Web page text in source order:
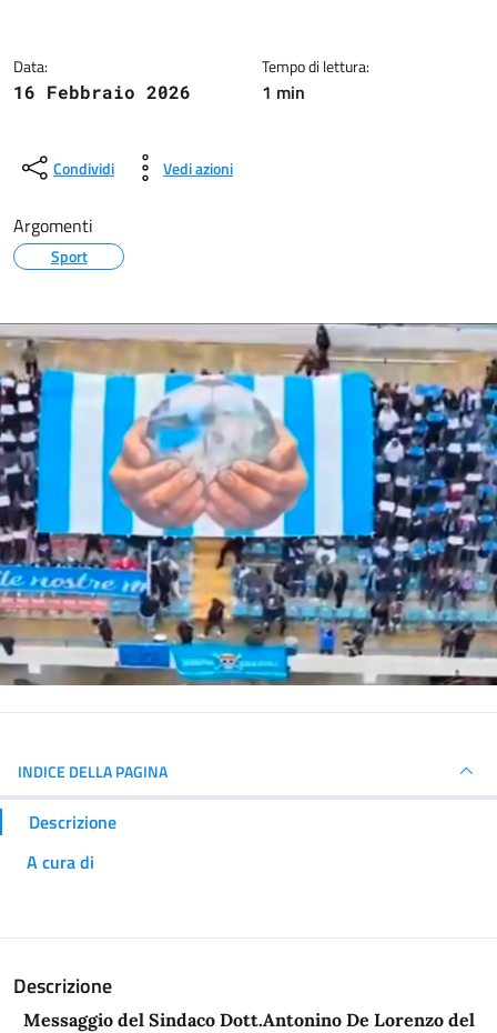
Data:
16 Febbraio 2026
Tempo di lettura:
1 min
Condividi Vedi azioni
Argomenti
Sport
INDICE DELLA PAGINA
Descrizione
A cura di
Descrizione
Messaggio del Sindaco Dott.Antonino De Lorenzo del